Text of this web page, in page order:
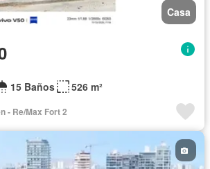
Casa
15 Baños 526 m²
- Re/Max Fort 2